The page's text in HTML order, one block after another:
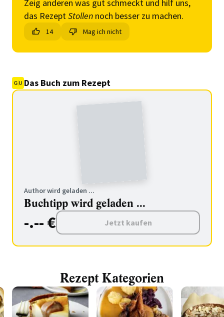
Zeig anderen was gut schmeckt und hilf uns,
das RezeptStollen noch besser zu machen.
14 Mag ich nicht
Das Buch zum Rezept
Author wird geladen ...
Buchtipp wird geladen ...
-.-- € Jetzt kaufen
Rezept Kategorien